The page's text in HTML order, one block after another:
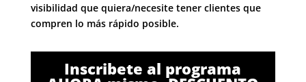
visibilidad que quiera/necesite tener clientes que
compren lo más rápido posible.
Inscribete al programa